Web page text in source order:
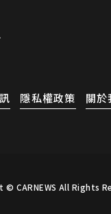
隱私權政策 關於
CARNEWS All Rights